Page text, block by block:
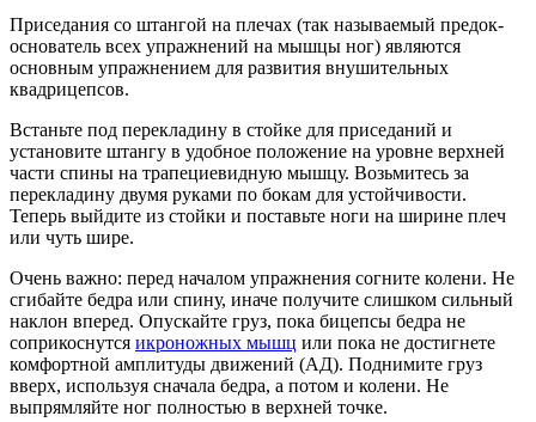
Приседания со штангой на плечах (так называемый предок-
основатель всех упражнений на мышцы ног) являются
основным упражнением для развития внушительных
квадрицепсов.
Встаньте под перекладину в стойке для приседаний и
установите штангу в удобное положение на уровне верхней
части спины на трапециевидную мышцу. Возьмитесь за
перекладину двумя руками по бокам для устойчивости.
Теперь выйдите из стойки и поставьте ноги на ширине плеч
или чуть шире.
Очень важно: перед началом упражнения согните колени. Не
сгибайте бедра или спину, иначе получите слишком сильный
наклон вперед. Опускайте груз, пока бицепсы бедра не
соприкоснутся икроножных мышц или пока не достигнете
комфортной амплитуды движений (АД). Поднимите груз
вверх, используя сначала бедра, а потом и колени. Не
выпрямляйте ног полностью в верхней точке.